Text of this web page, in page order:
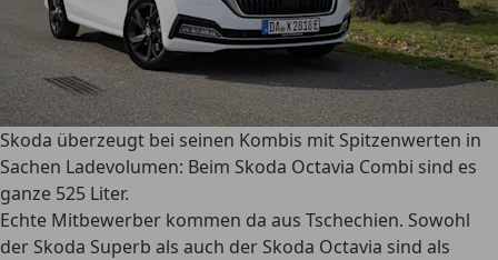
Skoda überzeugt bei seinen Kombis mit Spitzenwerten in
Sachen Ladevolumen: Beim Skoda Octavia Combi sind es
ganze 525 Liter.
Echte Mitbewerber kommen da aus Tschechien. Sowohl
der Skoda Superb als auch der Skoda Octavia sind als